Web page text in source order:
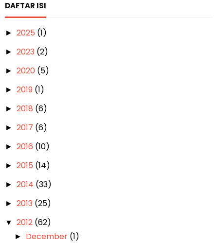
DAFTAR ISI
► 2025 (1)
► 2023 (2)
► 2020 (5)
► 2019 (1)
► 2018 (6)
► 2017 (6)
► 2016 (10)
► 2015 (14)
► 2014 (33)
► 2013 (25)
▼ 2012 (62)
► December (1)